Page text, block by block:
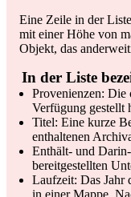
Eine Zeile in der
mit einer Höhe von
Objekt, das
In der Liste
Provenienzen: Die
Verfügung gestellt
Titel: Eine kurze
enthaltenen
Enthält- und
bereitgestellten
Laufzeit: Das Jahr
in einer Mappe.